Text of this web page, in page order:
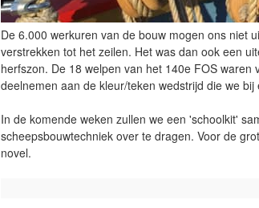
De 6.000 werkuren van de bouw mogen ons niet
verstrekken tot het zeilen. Het was dan ook een
herfszon. De 18 welpen van het 140e FOS
deelnemen aan de kleur/teken wedstrijd die we
In de komende weken zullen we een 'schoolkit'
scheepsbouwtechniek over te dragen. Voor de
novel.